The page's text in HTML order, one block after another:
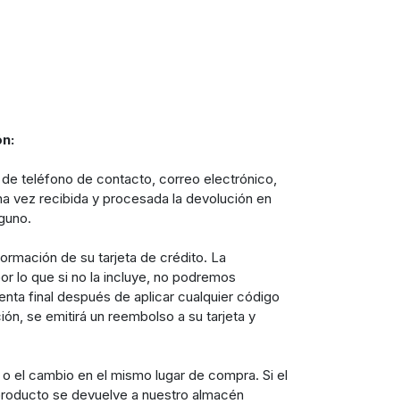
teléfono de contacto, correo electrónico,
vez recibida y procesada la devolución en
de su tarjeta de crédito. La
lo que si no la incluye, no podremos
final después de aplicar cualquier código
se emitirá un reembolso a su tarjeta y
el cambio en el mismo lugar de compra. Si el
se devuelve a nuestro almacén